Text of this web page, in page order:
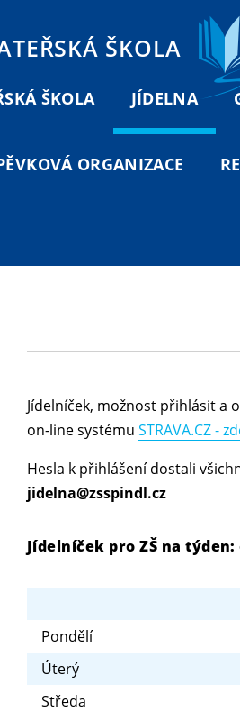
ŠKOLA
ŠKOLA JÍDELNA
ORGANIZACE
Jídelníček, možnost přihlásit a
on-line systému STRAVA.CZ -
Hesla k přihlášení dostali
jidelna@zsspindl.cz
Jídelníček pro ZŠ na týden:
Pondělí
Úterý
Středa